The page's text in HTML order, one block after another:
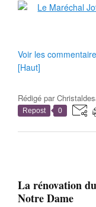
Voir les
[Haut]
Rédigé par
Repost 0
La rénovation
Notre Dame